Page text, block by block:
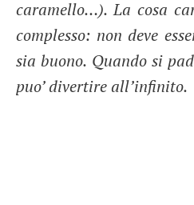
caramello…). La cosa
complesso: non deve
sia buono. Quando si
puo’ divertire all’infinito.